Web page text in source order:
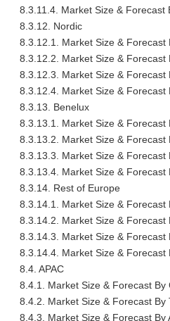
8.3.11.4. Market Size & Forecast
8.3.12. Nordic
8.3.12.1. Market Size & Forecast
8.3.12.2. Market Size & Forecast
8.3.12.3. Market Size & Forecast
8.3.12.4. Market Size & Forecast
8.3.13. Benelux
8.3.13.1. Market Size & Forecast
8.3.13.2. Market Size & Forecast
8.3.13.3. Market Size & Forecast
8.3.13.4. Market Size & Forecast
8.3.14. Rest of Europe
8.3.14.1. Market Size & Forecast
8.3.14.2. Market Size & Forecast
8.3.14.3. Market Size & Forecast
8.3.14.4. Market Size & Forecast
8.4. APAC
8.4.1. Market Size & Forecast By
8.4.2. Market Size & Forecast By
8.4.3. Market Size & Forecast By